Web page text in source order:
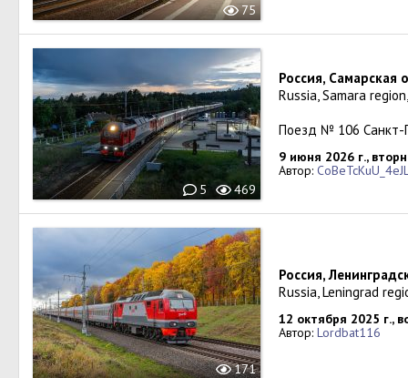
75
5 469
Россия, Самарская
Russia, Samara
Поезд № 106 Санкт-
9 июня 2026 г.,
Автор:
171
Россия,
Russia, Leningrad
12 октября 2025 г.,
Автор: Lordbat116